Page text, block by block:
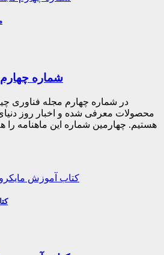
شماره
در شماره چهارم مجله فناوری
محصولات معرفی شده و اخبار روز
هستیم. چهارمین شماره این ماهنامه را